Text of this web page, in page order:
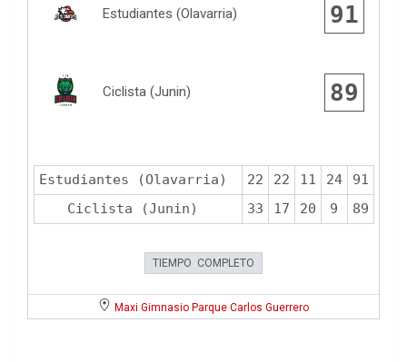
Estudiantes (Olavarria) 91
Ciclista (Junin) 89
Estudiantes (Olavarria) 22 22 11 24
91
Ciclista (Junin)
33 17 20 9 89
TIEMPO COMPLETO
Maxi Gimnasio Parque Carlos Guerrero